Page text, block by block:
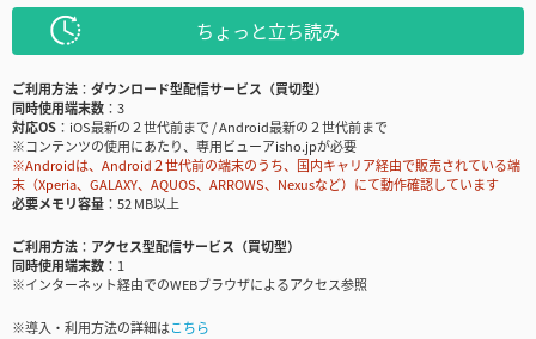
ちょっと立ち読み
ご利用方法
ダウンロード型配信サービス（買切型）
同時使用端末数
3
対応OS
iOS最新の２世代前まで / Android最新の２世代前まで
※コンテンツの使用にあたり、専用ビューアisho.jpが必要
※Androidは、Android２世代前の端末のうち、国内キャリア経由で販売されている端
末（Xperia、GALAXY、AQUOS、ARROWS、Nexusなど）にて動作確認しています
必要メモリ容量
52 MB以上
ご利用方法
アクセス型配信サービス（買切型）
同時使用端末数
1
※インターネット経由でのWEBブラウザによるアクセス参照
※導入・利用方法の詳細はこちら